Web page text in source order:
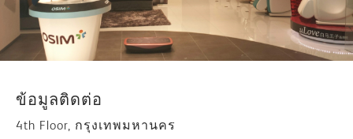
ข้อมูลติดต่อ
4th Floor, กรุงเทพมหานคร